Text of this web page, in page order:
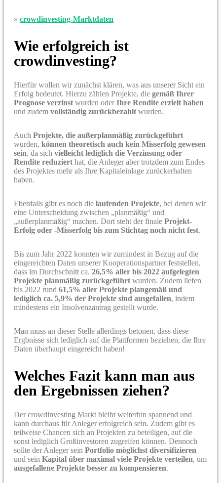
» crowdinvesting-Marktdaten
Wie erfolgreich ist
crowdinvesting?
Hierfür wollen wir zunächst klären, was aus unserer Sicht ein
Erfolg bedeutet. Hierzu zählen Projekte, die gemäß Ihrer
Prognose verzinst wurden oderIhre Rendite erzielt haben
und zudem vollständig zurückbezahlt wurden.
Auch Projekte, die außerplanmäßig zurückgeführt
wurden, können theoretisch auch kein Misserfolg gewesen
sein, da sich vielleicht lediglich die Verzinsung oder
Rendite reduziert hat, die Anleger aber trotzdem zum Endes
des Projektes mehr als Ihre Kapitaleinlage zurückerhalten
haben.
Ebenfalls gibt es noch die laufenden Projekte, bei denen wir
eine Unterscheidung zwischen „planmäßig“ und
„außerplanmäßig“ machen. Dort steht der finale Projekt-
Erfolg oder -Misserfolg bis zum Stichtag noch nicht fest.
Bis zum Jahr 2022 konnten wir zumindest in Bezug auf die
eingereichten Daten unserer Kooperationspartner feststellen,
dass im Durchschnitt ca. 26,5% aller bis 2022 aufgelegten
Projekte planmäßig zurückgeführt wurden. Zudem liefen
bis 2022 rund 61,5% aller Projekte plangemäß und
lediglich ca. 5,9% der Projekte sind ausgefallen, indem
mindestens ein Insolvenzantrag gestellt wurde.
Man muss an dieser Stelle allerdings betonen, dass diese
Ergbnisse sich lediglich auf die Plattformen beziehen, die Ihre
Daten überhaupt eingereicht haben!
Welches Fazit kann man aus
den Ergebnissen ziehen?
Der crowdinvesting Markt bleibt weiterhin spannend und
kann durchaus für Anleger erfolgreich sein. Zudem gibt es
teilweise Chancen sich an Projekten zu beteiligen, auf die
sonst lediglich Großinvestoren zugreifen können. Dennoch
sollte der Anleger sein Portfolio möglichst diversifizieren
und sein Kapital über maximal viele Projekte verteilen, um
ausgefallene Projekte besser zu kompensieren.